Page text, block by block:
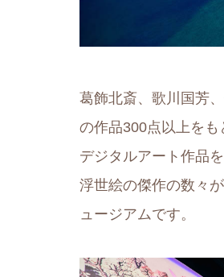
葛飾北斎、歌川国芳
の作品300点以上を
デジタルアート作品を
浮世絵の傑作の数々
ュージアムです。